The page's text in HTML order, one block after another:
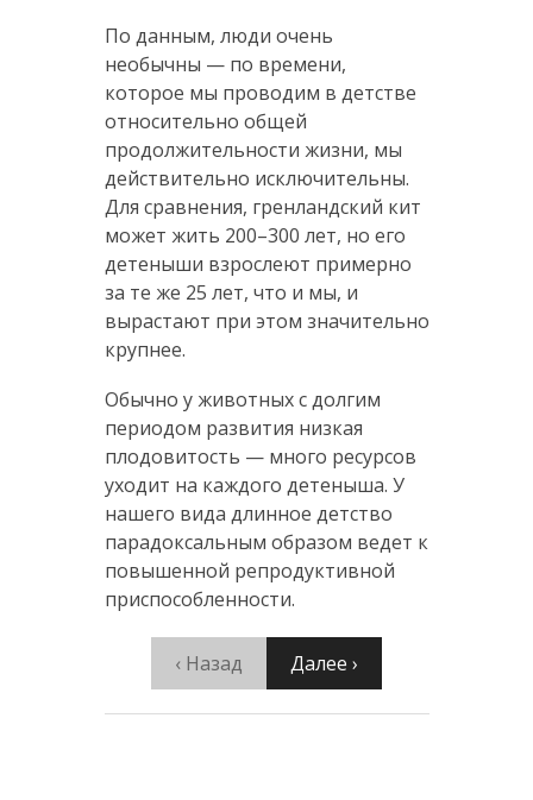
По данным, люди очень
необычны — по времени,
которое мы проводим в детстве
относительно общей
продолжительности жизни, мы
действительно исключительны.
Для сравнения, гренландский кит
может жить 200–300 лет, но его
детеныши взрослеют примерно
за те же 25 лет, что и мы, и
вырастают при этом значительно
крупнее.
Обычно у животных с долгим
периодом развития низкая
плодовитость — много ресурсов
уходит на каждого детеныша. У
нашего вида длинное детство
парадоксальным образом ведет к
повышенной репродуктивной
приспособленности.
‹ Назад Далее ›